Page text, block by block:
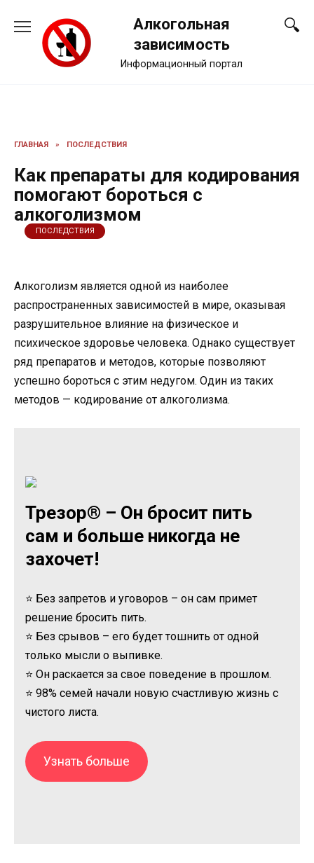
содержанию
Алкогольная
зависимость
Информационный портал
ГЛАВНАЯ » ПОСЛЕДСТВИЯ
Как препараты для кодирования
помогают бороться с
алкоголизмом
ПОСЛЕДСТВИЯ
Алкоголизм является одной из наиболее
распространенных зависимостей в мире, оказывая
разрушительное влияние на физическое и
психическое здоровье человека. Однако существует
ряд препаратов и методов, которые позволяют
успешно бороться с этим недугом. Один из таких
методов — кодирование от алкоголизма.
Трезор® – Он бросит пить
сам и больше никогда не
захочет!
⭐ Без запретов и уговоров – он сам примет
решение бросить пить.
⭐ Без срывов – его будет тошнить от одной
только мысли о выпивке.
⭐ Он раскается за свое поведение в прошлом.
⭐ 98% семей начали новую счастливую жизнь с
чистого листа.
Узнать больше